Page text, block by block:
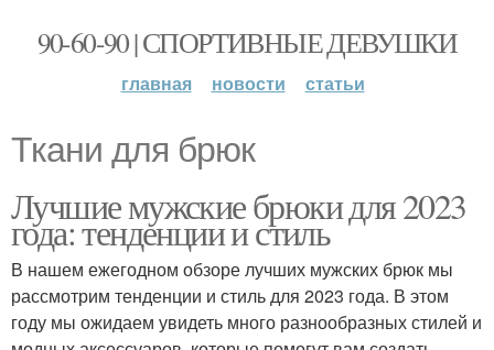
90-60-90 | СПОРТИВНЫЕ ДЕВУШКИ
главная новости статьи
Ткани для брюк
Лучшие мужские брюки для 2023
года: тенденции и стиль
В нашем ежегодном обзоре лучших мужских брюк мы
рассмотрим тенденции и стиль для 2023 года. В этом
году мы ожидаем увидеть много разнообразных стилей и